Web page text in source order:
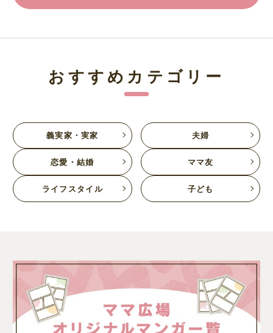
おすすめカテゴリー
義実家・実家 夫婦
恋愛・結婚 ママ友
ライフスタイル 子ども